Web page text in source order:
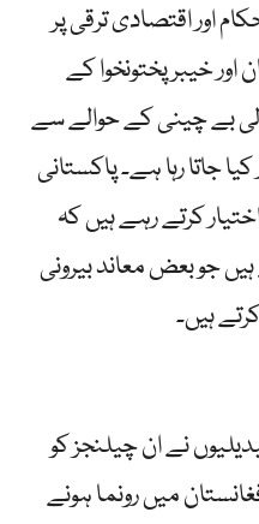
اور اقتصادی ترقی پر
خیبر پختونخوا کے
بے چینی کے حوالے سے
جاتا رہا ہے۔ پاکستانی
کرتے رہے ہیں کہ
جو بعض معاند بیرونی
ہیں۔
نے ان چیلنجز کو
میں رونما ہونے